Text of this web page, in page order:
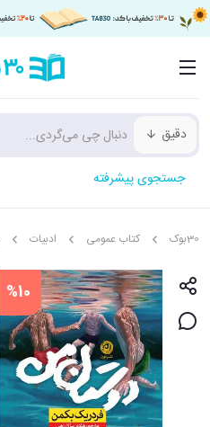
دقیق
جستجوی پیشرفته
30بوک کتاب عمومی ادبیات
%10